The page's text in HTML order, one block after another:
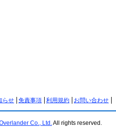
らせ 免責事項 利用規約 お問い合わせ
Co., Ltd.All rights reserved.